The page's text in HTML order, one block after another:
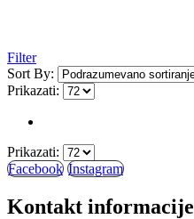
Filter
Sort By:
Prikazati:
Prikazati:
Facebook Instagram
Kontakt informacije